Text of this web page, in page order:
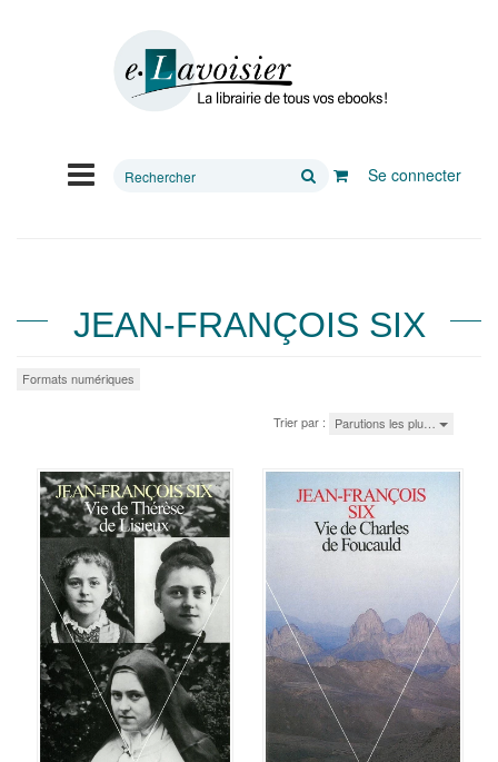
Rechercher
Se connecter
JEAN-FRANÇOIS SIX
Formats numériques
Trier par : Parutions les plu…